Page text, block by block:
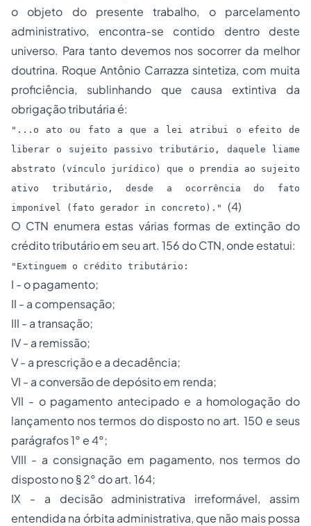
o objeto do presente trabalho, o parcelamento
administrativo, encontra-se contido dentro deste
universo. Para tanto devemos nos socorrer da melhor
doutrina. Roque Antônio Carrazza sintetiza, com muita
proficiência, sublinhando que causa extintiva da
obrigação tributária é:
"...o ato ou fato a que a lei atribui o efeito de
liberar o sujeito passivo tributário, daquele liame
abstrato (vínculo jurídico) que o prendia ao sujeito
ativo tributário, desde a ocorrência do fato
imponível (fato gerador in concreto)." (4)
O CTN enumera estas várias formas de extinção do
crédito tributárioem seu art. 156 do CTN, onde estatui:
"Extinguem o crédito tributário:
I - o pagamento;
II - a compensação;
III - a transação;
IV - a remissão;
V - a prescrição e a decadência;
VI - a conversão de depósito em renda;
VII - o pagamento antecipado e a homologação do
lançamento nos termos do disposto no art. 150 e seus
parágrafos 1° e 4°;
VIII - a consignação em pagamento, nos termos do
disposto no § 2° do art. 164;
IX - a decisão administrativa irreformável, assim
entendida na órbita administrativa, que não mais possa